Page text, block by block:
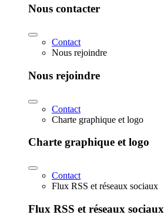
Nous contacter
Contact
Nous rejoindre
Nous rejoindre
Contact
Charte graphique et logo
Charte graphique et logo
Contact
Flux RSS et réseaux sociaux
Flux RSS et réseaux sociaux